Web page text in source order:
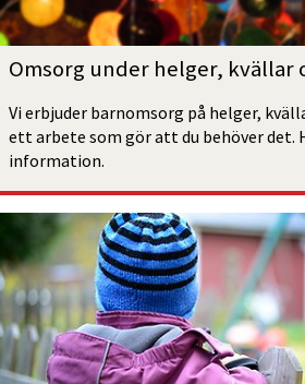
Omsorg under helger, kvällar
Vi erbjuder barnomsorg på helger,
ett arbete som gör att du behöver det.
information.